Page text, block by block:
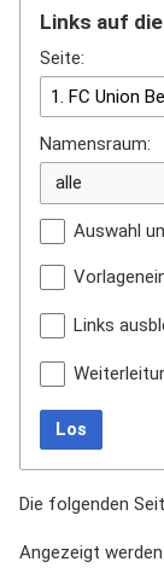
Links auf
Seite:
Namensraum:
Auswahl
Links
Los
Die folgenden
Angezeigt